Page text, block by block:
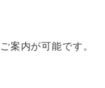
案内が可能です。